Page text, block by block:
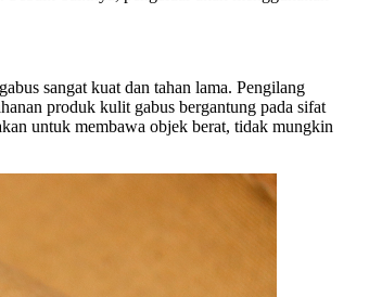
sangat kuat dan tahan lama. Pengilang
produk kulit gabus bergantung pada sifat
untuk membawa objek berat, tidak mungkin